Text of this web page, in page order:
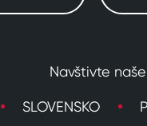
Navštivte
SLOVENSKO